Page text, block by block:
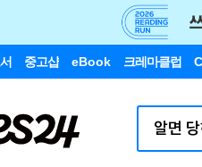
중고샵 eBook 크레마클럽